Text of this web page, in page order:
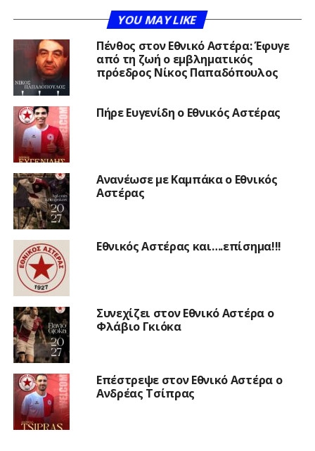
YOU MAY LIKE
Πένθος στον Εθνικό Αστέρα: Έφυγε
από τη ζωή ο εμβληματικός
πρόεδρος Νίκος Παπαδόπουλος
Πήρε Ευγενίδη ο Εθνικός Αστέρας
Ανανέωσε με Καμπάκα ο Εθνικός
Αστέρας
Εθνικός Αστέρας και….επίσημα!!!
Συνεχίζει στον Εθνικό Αστέρα ο
Φλάβιο Γκιόκα
Επέστρεψε στον Εθνικό Αστέρα ο
Ανδρέας Τσίπρας